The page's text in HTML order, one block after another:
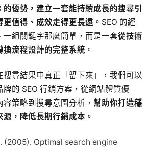
的優勢，建立一套能持續成長的搜尋引
值得、成效走得更長遠。 SEO 的經
一組關鍵字那麼簡單，而是一套從技術
換流程設計的完整系統 。
搜尋結果中真正「留下來」，我們可以
的 SEO 行銷方案，從網站體質優
策略到搜尋意圖分析， 幫助你打造穩
，降低長期行銷成本。
(2005). Optimal search engine